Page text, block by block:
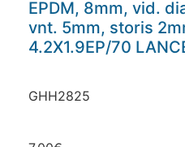
EPDM, 8mm, vid.
vnt. 5mm, storis
4.2X1.9EP/70
GHH2825